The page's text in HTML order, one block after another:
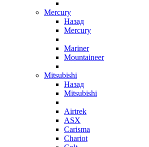
Mercury
Назад
Mercury
Mariner
Mountaineer
Mitsubishi
Назад
Mitsubishi
Airtrek
ASX
Carisma
Chariot